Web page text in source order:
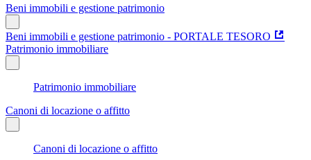
Beni immobili e gestione patrimonio
Beni immobili e gestione patrimonio - PORTALE TESORO
Patrimonio immobiliare
Patrimonio immobiliare
Canoni di locazione o affitto
Canoni di locazione o affitto